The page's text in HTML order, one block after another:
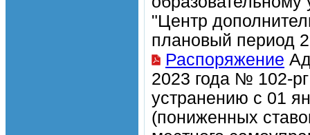
"Центр
плановый период
Распоряжение
2023 года № 102-
устранению с 01
(пониженных